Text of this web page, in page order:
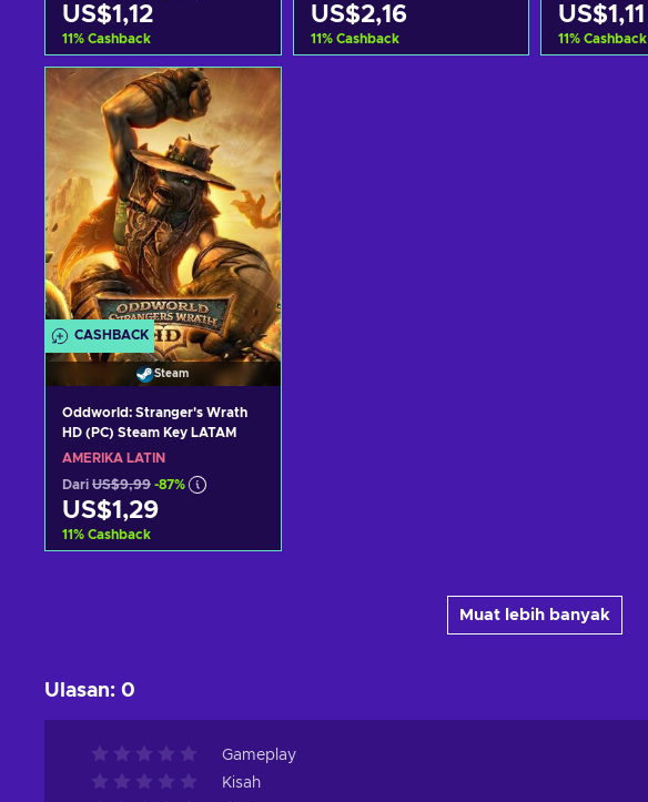
US$1,12
11% Cashback
Tambah ke keranjang
Lihat penawaran
US$2,16
11% Cashback
US$1,11
11% Cashback
CASHBACK
Steam
Oddworld: Stranger's Wrath
HD (PC) Steam Key LATAM
AMERIKA LATIN
Dari US$9,99 -87%
US$1,29
11% Cashback
Muat lebih banyak
Ulasan: 0
Gameplay
Kisah